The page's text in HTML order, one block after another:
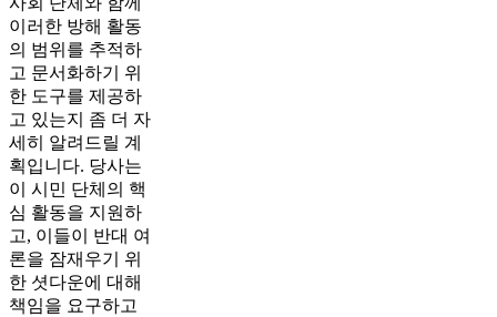
이러한 방해 활동
의 범위를 추적하
고 문서화하기 위
한 도구를 제공하
고 있는지 좀 더 자
세히 알려드릴 계
획입니다. 당사는
이 시민 단체의 핵
심 활동을 지원하
고, 이들이 반대 여
론을 잠재우기 위
한 셧다운에 대해
책임을 요구하고